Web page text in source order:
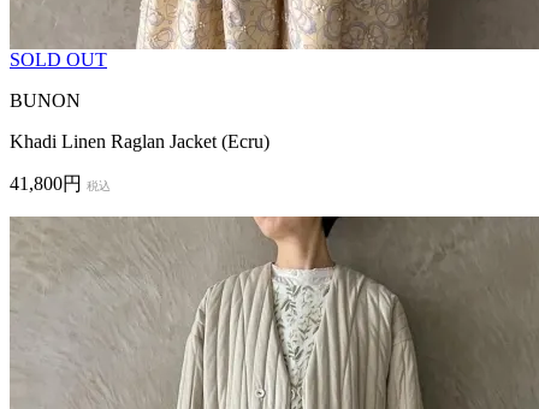
SOLD OUT
BUNON
Khadi Linen Raglan Jacket (Ecru)
41,800円 税込